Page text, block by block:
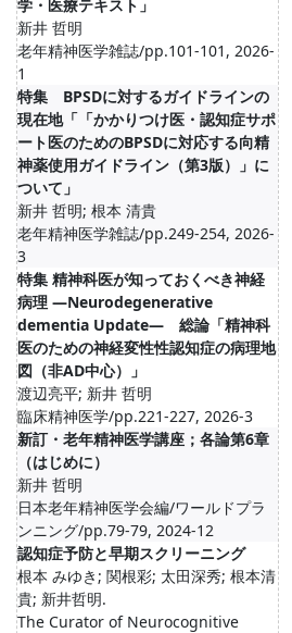
学・医療テキスト」
新井 哲明
老年精神医学雑誌/pp.101-101, 2026-
1
特集 BPSDに対するガイドラインの
現在地「「かかりつけ医・認知症サポ
ート医のためのBPSDに対応する向精
神薬使用ガイドライン（第3版）」に
ついて」
新井 哲明; 根本 清貴
老年精神医学雑誌/pp.249-254, 2026-
3
特集 精神科医が知っておくべき神経
病理 —Neurodegenerative
dementia Update— 総論「精神科
医のための神経変性性認知症の病理地
図（非AD中心）」
渡辺亮平; 新井 哲明
臨床精神医学/pp.221-227, 2026-3
新訂・老年精神医学講座；各論第6章
（はじめに）
新井 哲明
日本老年精神医学会編/ワールドプラ
ンニング/pp.79-79, 2024-12
認知症予防と早期スクリーニング
根本 みゆき; 関根彩; 太田深秀; 根本清
貴; 新井哲明.
The Curator of Neurocognitive